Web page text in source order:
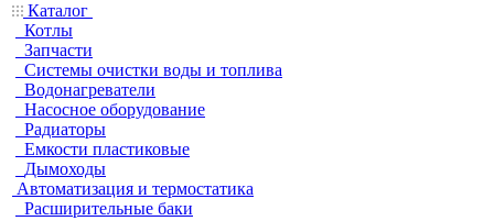
Каталог
Котлы
Запчасти
Системы очистки воды и топлива
Водонагреватели
Насосное оборудование
Радиаторы
Емкости пластиковые
Дымоходы
Автоматизация и термостатика
Расширительные баки